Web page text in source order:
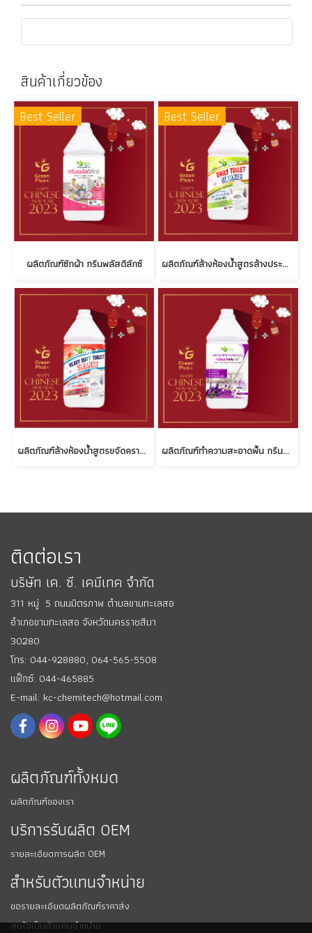
สินค้าเกี่ยวข้อง
Best Seller
ผลิตภัณฑ์ซักผ้า กรีนพลัสดีลักซ์
Best Seller
ผลิตภัณฑ์ล้างห้องน้ำสูตรล้างประจำวัน กรีนพลัส
ผลิตภัณฑ์ล้างห้องน้ำสูตรขจัดคราบหนัก กรีนพลัส ผลิตภัณฑ์ทำความสะอาดพื้น กรีนพลัสสมาร์ท PURPLE RELAX
ติดต่อเรา
บริษัท เค. ซี. เคมีเทค จำกัด
311 หมู่ 5 ถนนมิตรภาพ ตำบลขามทะเลสอ
อำเภอขามทะเลสอ จังหวัดนครราชสีมา
30280
โทร: 044-928880, 064-565-5508
แฟ็กซ์: 044-465885
E-mail: kc-chemitech@hotmail.com
ผลิตภัณฑ์ทั้งหมด
ผลิตภัณฑ์ของเรา
บริการรับผลิต OEM
รายละเอียดการผลิต OEM
สำหรับตัวแทนจำหน่าย
ขอรายละเอียดผลิตภัณฑ์ราคาส่ง
สนใจเป็นตัวแทนจำหน่าย